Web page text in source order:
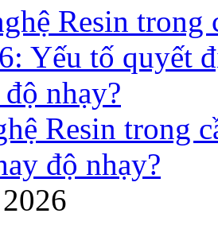
Resin trong
độ nhạy?